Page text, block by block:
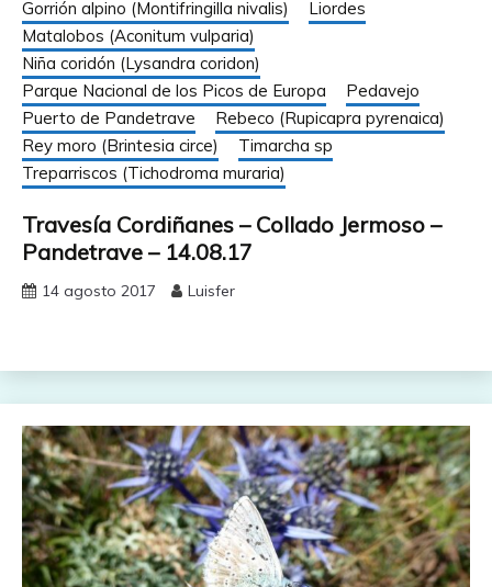
Gorrión alpino (Montifringilla nivalis)
Liordes
Matalobos (Aconitum vulparia)
Niña coridón (Lysandra coridon)
Parque Nacional de los Picos de Europa
Pedavejo
Puerto de Pandetrave
Rebeco (Rupicapra pyrenaica)
Rey moro (Brintesia circe)
Timarcha sp
Treparriscos (Tichodroma muraria)
Travesía Cordiñanes – Collado Jermoso –
Pandetrave – 14.08.17
14 agosto 2017 Luisfer